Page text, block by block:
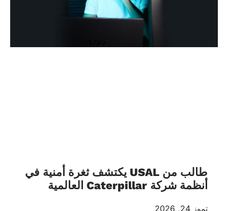
طالب من USAL يكتشف ثغرة أمنية في
أنظمة شركة Caterpillar العالمية
تموز 24, 2026